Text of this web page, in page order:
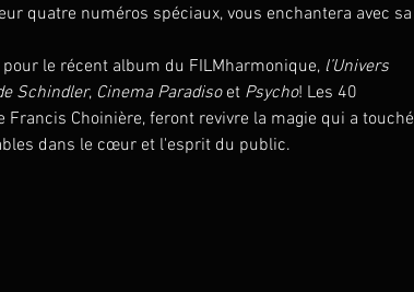
quatre numéros spéciaux, vous enchantera avec sa
le récent album du FILMharmonique, l’Univers
Schindler, Cinema Paradiso et Psycho! Les 40
Choinière, feront revivre la magie qui a touché
dans le cœur et l'esprit du public.